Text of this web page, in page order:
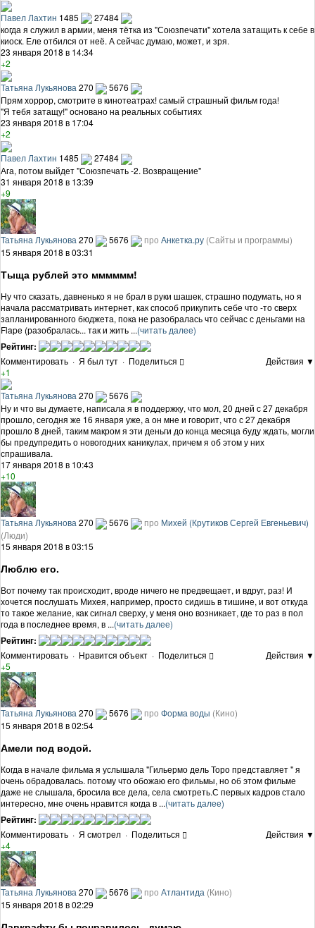
Павел Лахтин 1485
27484
когда я служил в армии, меня тётка из "Союзпечати" хотела затащить к себе в
киоск. Еле отбился от неё. А сейчас думаю, может, и зря.
23 января 2018 в 14:34
+2
Татьяна Лукьянова 270
5676
Прям хоррор, смотрите в кинотеатрах! самый страшный фильм года!
"Я тебя затащу!" основано на реальных событиях
23 января 2018 в 17:04
+2
Павел Лахтин 1485
27484
Ага, потом выйдет "Союзпечать -2. Возвращение"
31 января 2018 в 13:39
+9
Татьяна Лукьянова 270 5676 про Анкетка.ру (Сайты и программы)
15 января 2018 в 03:31
Тыща рублей это мммммм!
Ну что сказать, давненько я не брал в руки шашек, страшно подумать, но я
начала рассматривать интернет, как способ прикупить себе что -то сверх
запланированного бюджета, пока не разобралась что сейчас с деньгами на
Flapе (разобралась... так и жить ...(читать далее)
Рейтинг:
Комментировать · Я был тут · Поделиться
Действия ▼
+1
Татьяна Лукьянова270
5676
Ну и что вы думаете, написала я в поддержку, что мол, 20 дней с 27 декабря
прошло, сегодня же 16 января уже, а он мне и говорит, что с 27 декабря
прошло 8 дней, таким макром я эти деньги до конца месяца буду ждать, могли
бы предупредить о новогодних каникулах, причем я об этом у них
спрашивала.
17 января 2018 в 10:43
+10
Татьяна Лукьянова 270 5676 про Михей (Крутиков Сергей Евгеньевич)
(Люди)
15 января 2018 в 03:15
Люблю его.
Вот почему так происходит, вроде ничего не предвещает, и вдруг, раз! И
хочется послушать Михея, например, просто сидишь в тишине, и вот откуда
то такое желание, как сигнал сверху, у меня оно возникает, где то раз в пол
года в последнее время, в ...(читать далее)
Рейтинг:
Комментировать · Нравится объект · Поделиться
Действия ▼
+5
Татьяна Лукьянова 270 5676 про Форма воды (Кино)
15 января 2018 в 02:54
Амели под водой.
Когда в начале фильма я услышала "Гильермо дель Торо представляет " я
очень обрадовалась. потому что обожаю его фильмы, но об этом фильме
даже не слышала, бросила все дела, села смотреть.С первых кадров стало
интересно, мне очень нравится когда в ...(читать далее)
Рейтинг:
Комментировать · Я смотрел · Поделиться
Действия ▼
+4
Татьяна Лукьянова 270 5676 про Атлантида (Кино)
15 января 2018 в 02:29